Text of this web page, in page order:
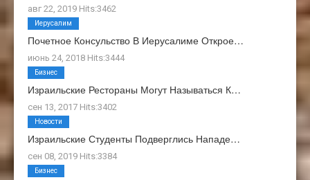
авг 22, 2019 Hits:3462
Почетное Консульство В Иерусалиме Открое…
июнь 24, 2018 Hits:3444
Иерусалим
Израильские Рестораны Могут Называться К…
сен 13, 2017 Hits:3402
Бизнес
Израильские Студенты Подверглись Нападе…
сен 08, 2019 Hits:3384
Новости
Бизнес